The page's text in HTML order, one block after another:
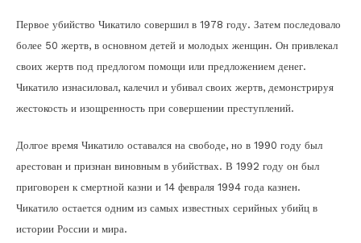
Первое убийство Чикатило совершил в 1978 году. Затем последовало
более 50 жертв, в основном детей и молодых женщин. Он привлекал
своих жертв под предлогом помощи или предложением денег.
Чикатило изнасиловал, калечил и убивал своих жертв, демонстрируя
жестокость и изощренность при совершении преступлений.
Долгое время Чикатило оставался на свободе, но в 1990 году был
арестован и признан виновным в убийствах. В 1992 году он был
приговорен к смертной казни и 14 февраля 1994 года казнен.
Чикатило остается одним из самых известных серийных убийц в
истории России и мира.